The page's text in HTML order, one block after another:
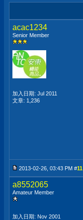
acac1234
Senior Member
加入日期: Jul 2011
文章: 1,236
2013-02-26, 03:43 PM #11
a8552065
Amateur Member
加入日期: Nov 2001